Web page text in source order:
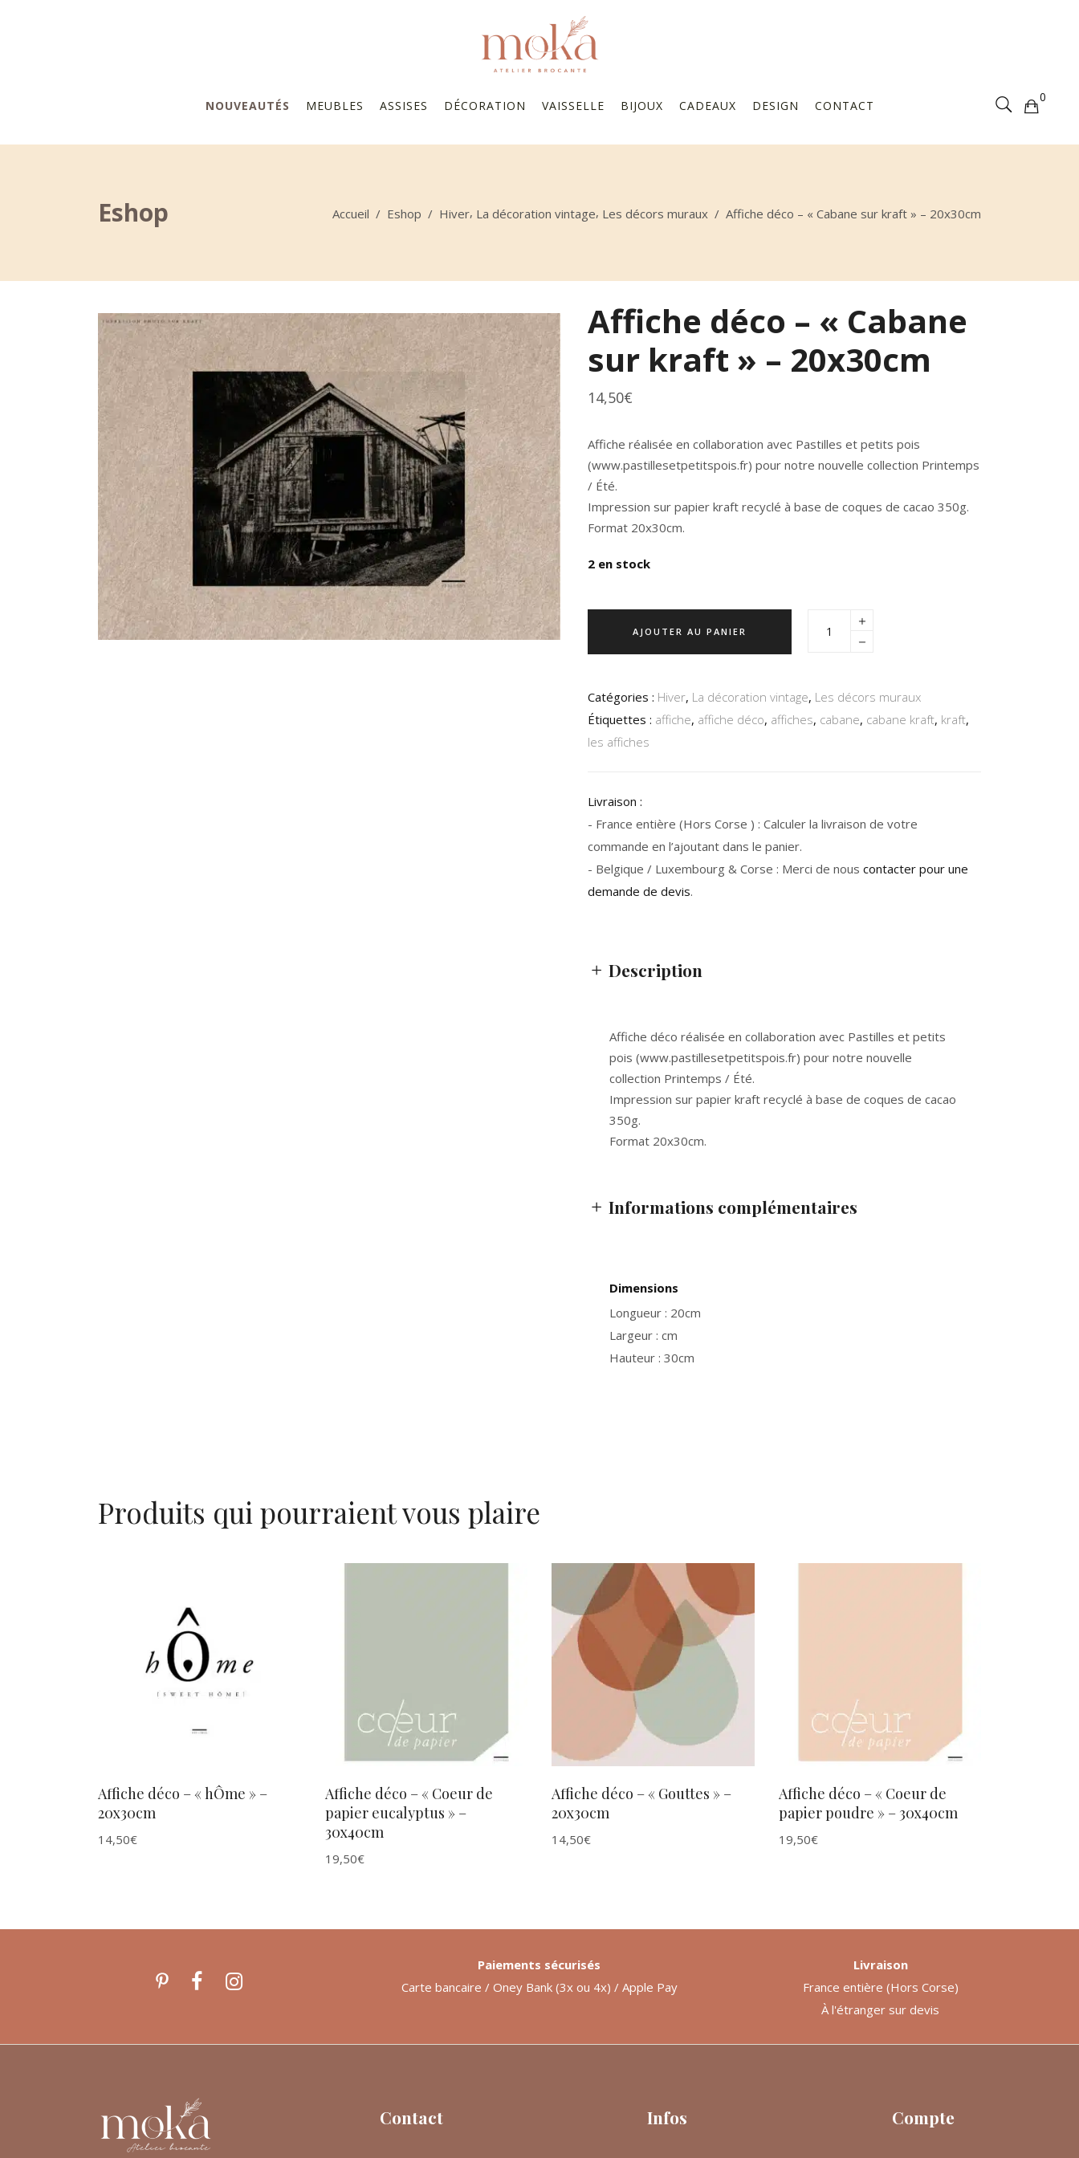
NOUVEAUTÉS MEUBLES ASSISES DÉCORATION VAISSELLE BIJOUX CADEAUX DESIGN CONTACT
0
Votre sélection est vide
Eshop Accueil / Eshop / Hiver, La décoration vintage, Les décors muraux / Affiche déco – « Cabane sur kraft » – 20x30cm
Affiche déco – « Cabane
sur kraft » – 20x30cm
14,50€
Affiche réalisée en collaboration avec Pastilles et petits pois
(www.pastillesetpetitspois.fr) pour notre nouvelle collection Printemps
/ Été.
Impression sur papier kraft recyclé à base de coques de cacao 350g.
Format 20x30cm.
2 en stock
AJOUTER AU PANIER
Catégories : Hiver, La décoration vintage, Les décors muraux
Étiquettes : affiche, affiche déco, affiches, cabane, cabane kraft, kraft,
les affiches
Livraison :
- France entière (Hors Corse ) : Calculer la livraison de votre
commande en l’ajoutant dans le panier.
- Belgique / Luxembourg & Corse : Merci de nous contacter pour une
demande de devis.
Description
Affiche déco réalisée en collaboration avec Pastilles et petits
pois (www.pastillesetpetitspois.fr) pour notre nouvelle
collection Printemps / Été.
Impression sur papier kraft recyclé à base de coques de cacao
350g.
Format 20x30cm.
Informations complémentaires
Dimensions
Longueur : 20cm
Largeur : cm
Hauteur : 30cm
Produits qui pourraient vous plaire
AJOUTER AU PANIER
Affiche déco – « hÔme » –
20x30cm
14,50€
Affiche déco – « Coeur de
papier eucalyptus » –
30x40cm
19,50€
AJOUTER AU PANIER
Affiche déco – « Gouttes » –
20x30cm
14,50€
Affiche déco – « Coeur de
papier poudre » – 30x40cm
19,50€
Contact Infos Compte
Paiements sécurisés
Carte bancaire / Oney Bank (3x ou 4x) / Apple Pay
Livraison
France entière (Hors Corse)
À l'étranger sur devis